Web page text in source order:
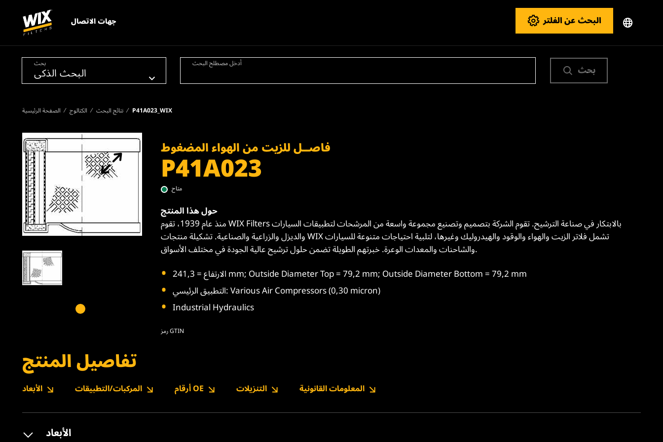
جهات الاتصال البحث عن الفلتر
بحث أدخل مصطلح البحث بحث
الصفحة الرئيسية الكتالوج نتائج البحث P41A023_WIX
فاصــل للزيت من الهواء المضغوط
P41A023
متاح
حول هذا المنتج
منذ عام 1939، تقوم WIX Filters بالابتكار في صناعة الترشيح. تقوم الشركة بتصميم وتصنيع مجموعة واسعة من المرشحات لتطبيقات السيارات
والديزل والزراعية والصناعية. تشكيلة منتجات WIX تشمل فلاتر الزيت والهواء والوقود والهيدروليك وغيرها، لتلبية احتياجات متنوعة للسيارات
والشاحنات والمعدات الوعرة. خبرتهم الطويلة تضمن حلول ترشيح عالية الجودة في مختلف الأسواق.
الارتفاع = 241,3 mm; Outside Diameter Top = 79,2 mm; Outside Diameter Bottom = 79,2 mm
التطبيق الرئيسي: Various Air Compressors (0,30 micron)
Industrial Hydraulics
رمز GTIN
تفاصيل المنتج
الأبعاد المركبات/التطبيقات أرقام OE التنزيلات المعلومات القانونية
الأبعاد